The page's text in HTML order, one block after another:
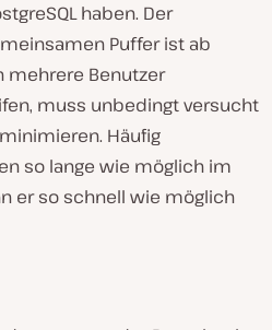
haben. Der
Puffer ist ab
mehrere Benutzer
muss unbedingt versucht
Häufig
so lange wie möglich im
er so schnell wie möglich